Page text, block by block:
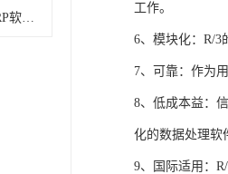
如何选择适合自己的ERP软件？北京奥维奥
工作。
6、模块化：R/3
7、可靠：作为
8、低成本益：
化的数据处理软
9、国际适用：